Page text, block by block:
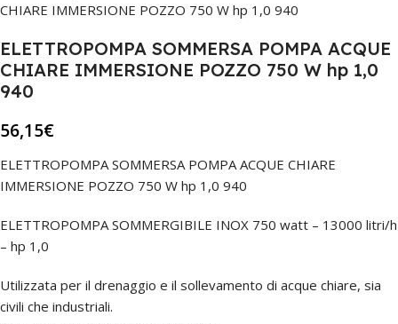
CHIARE IMMERSIONE POZZO 750 W hp 1,0 940
ELETTROPOMPA SOMMERSA POMPA ACQUE
CHIARE IMMERSIONE POZZO 750 W hp 1,0
940
56,15€
ELETTROPOMPA SOMMERSA POMPA ACQUE CHIARE
IMMERSIONE POZZO 750 W hp 1,0 940
ELETTROPOMPA SOMMERGIBILE INOX 750 watt – 13000 litri/h
– hp 1,0
Utilizzata per il drenaggio e il sollevamento di acque chiare, sia
civili che industriali.